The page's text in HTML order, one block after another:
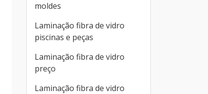
moldes
Laminação fibra de vidro
piscinas e peças
Laminação fibra de vidro
preço
Laminação fibra de vidro